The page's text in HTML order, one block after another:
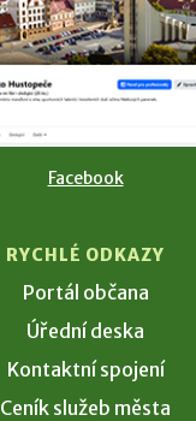
Facebook
RYCHLÉ ODKAZY
Portál občana
Úřední deska
Kontaktní spojení
Ceník služeb města